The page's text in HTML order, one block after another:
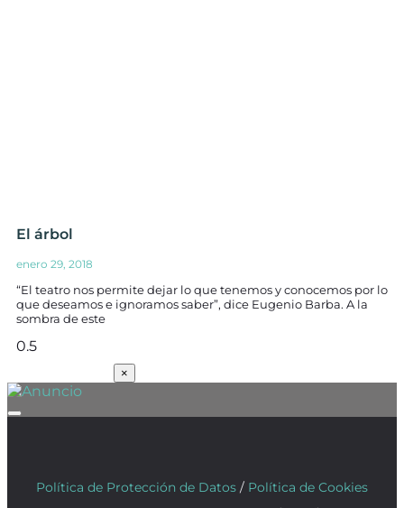
El árbol
enero 29, 2018
“El teatro nos permite dejar lo que tenemos y conocemos por lo
que deseamos e ignoramos saber”, dice Eugenio Barba. A la
sombra de este
×
Política de Protección de Datos / Política de Cookies